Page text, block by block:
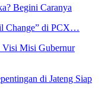
Begini Caranya
Change” di PCX…
Visi Misi Gubernur
di Jateng Siap